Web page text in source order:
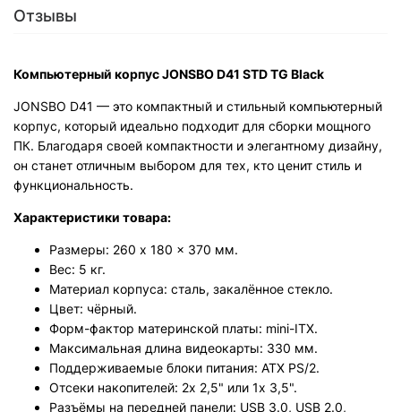
Отзывы
Компьютерный корпус JONSBO D41 STD TG Black
JONSBO D41 — это компактный и стильный компьютерный
корпус, который идеально подходит для сборки мощного
ПК. Благодаря своей компактности и элегантному дизайну,
он станет отличным выбором для тех, кто ценит стиль и
функциональность.
Характеристики товара:
Размеры: 260 x 180 x 370 мм.
Вес: 5 кг.
Материал корпуса: сталь, закалённое стекло.
Цвет: чёрный.
Форм-фактор материнской платы: mini-ITX.
Максимальная длина видеокарты: 330 мм.
Поддерживаемые блоки питания: ATX PS/2.
Отсеки накопителей: 2x 2,5" или 1x 3,5".
Разъёмы на передней панели: USB 3.0, USB 2.0,